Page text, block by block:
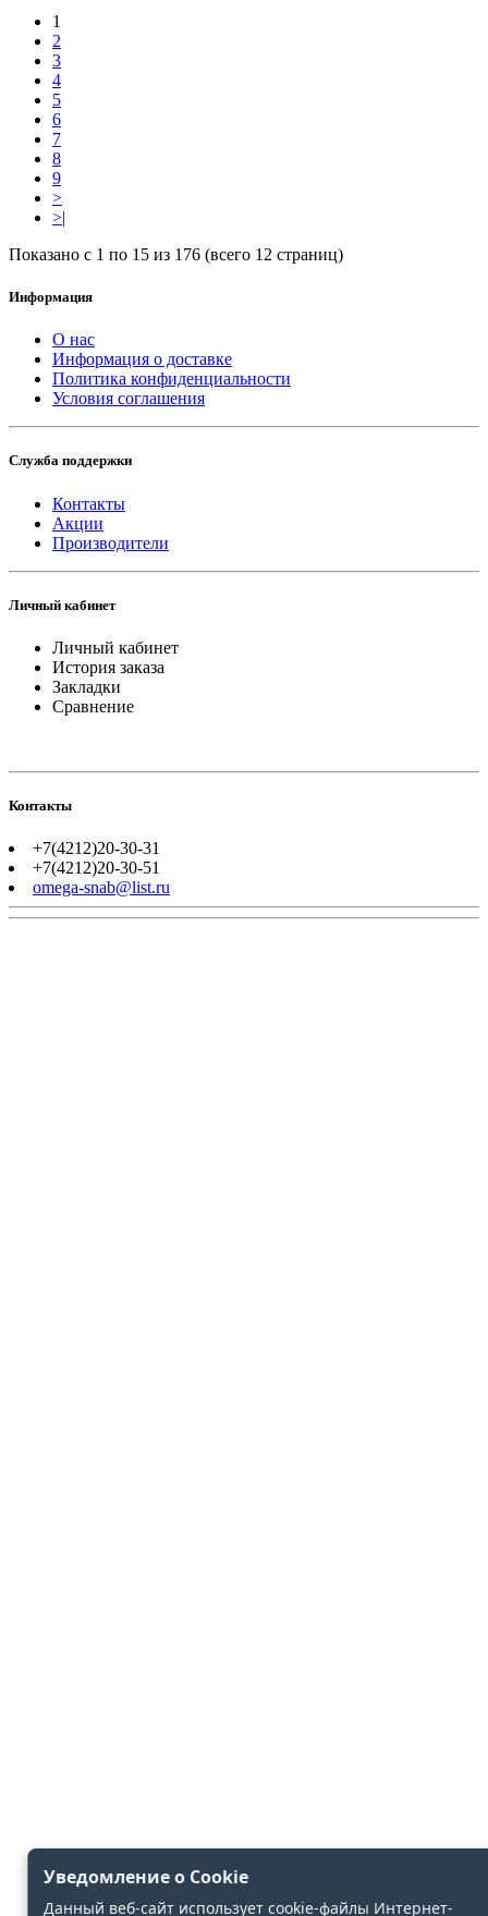
1
2
3
4
5
6
7
8
9
>
>|
Показано с 1 по 15 из 176 (всего 12 страниц)
Информация
О нас
Информация о доставке
Политика конфиденциальности
Условия соглашения
Служба поддержки
Контакты
Акции
Производители
Личный кабинет
Личный кабинет
История заказа
Закладки
Сравнение
Контакты
+7(4212)20-30-31
+7(4212)20-30-51
omega-snab@list.ru
Уведомление о Cookie
Данный веб-сайт использует cookie-файлы Интернет-